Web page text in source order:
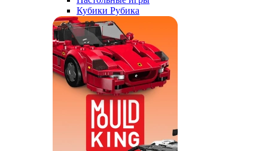
Кубики Рубика